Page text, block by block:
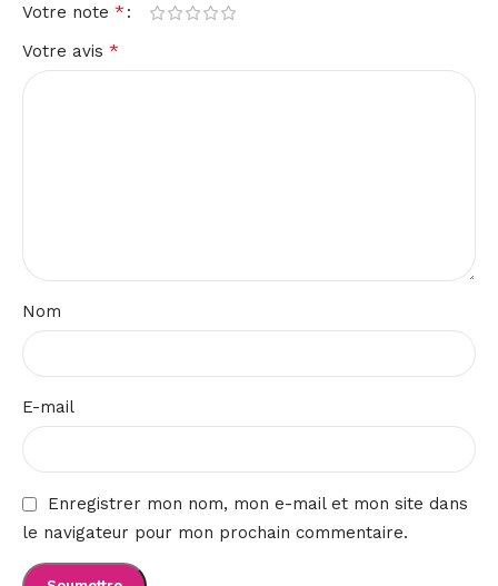
Votre note *
Votre avis *
Nom
E-mail
Enregistrer mon nom, mon e-mail et mon site dans
le navigateur pour mon prochain commentaire.